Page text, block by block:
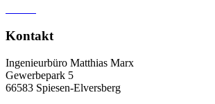
Kontakt
Ingenieurbüro Matthias Marx
Gewerbepark 5
66583 Spiesen-Elversberg